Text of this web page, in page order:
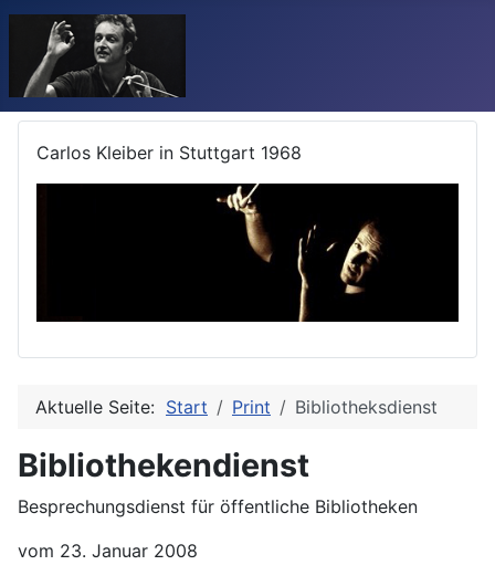
Carlos Kleiber in Stuttgart 1968
Aktuelle Seite: Start Print Bibliotheksdienst
Bibliothekendienst
Besprechungsdienst für öffentliche Bibliotheken
vom 23. Januar 2008